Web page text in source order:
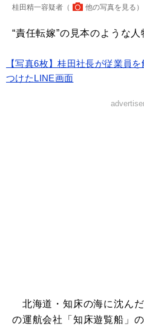
桂田精一容疑者（ 他の写真を見る ）
“責任転嫁”の見本のような人
【写真6枚】桂田社長が従業員
つけたLINE画面
北海道・知床の海に沈ん
の運航会社「知床遊覧船」